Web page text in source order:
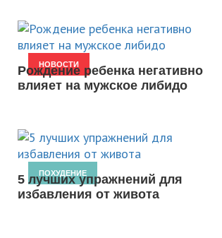
НОВОСТИ
Рождение ребенка негативно
влияет на мужское либидо
ПОХУДЕНИЕ
5 лучших упражнений для
избавления от живота